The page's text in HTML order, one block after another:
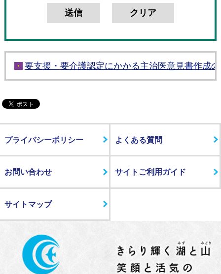
要支援・要介護認定にかかる主治医意見書作成
プライバシーポリシー よくある質問
お問い合わせ サイトご利用ガイド
サイトマップ